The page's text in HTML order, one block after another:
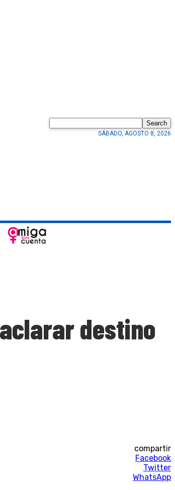
Search
SÁBADO, AGOSTO 8, 2026
destino
compartir
Facebook
Twitter
WhatsApp